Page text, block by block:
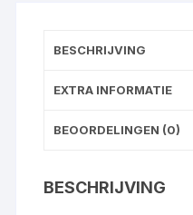
BESCHRIJVING
EXTRA INFORMATIE
BEOORDELINGEN (0)
BESCHRIJVING